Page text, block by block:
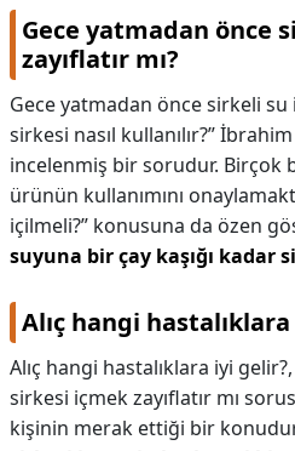
Gece yatmadan önce
zayıflatır mı?
Gece yatmadan önce sirkeli su
sirkesi nasıl kullanılır?”
incelenmiş bir sorudur. Birçok
ürünün kullanımını
içilmeli?” konusuna da özen
suyuna bir çay kaşığı kadar
Alıç hangi
Alıç hangi hastalıklara iyi gelir?,
sirkesi içmek zayıflatır mı
kişinin merak ettiği bir